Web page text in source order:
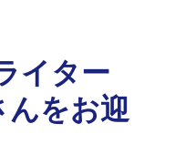
イター
をお迎